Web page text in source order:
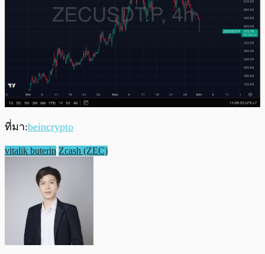
ที่มา:beincrypto
vitalik buterin Zcash (ZEC)